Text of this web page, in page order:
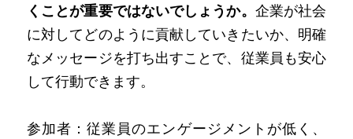
くことが重要ではないでしょうか。 企業が社会
に対してどのように貢献していきたいか、明確
なメッセージを打ち出すことで、従業員も安心
して行動できます。
参加者：従業員のエンゲージメントが低く、